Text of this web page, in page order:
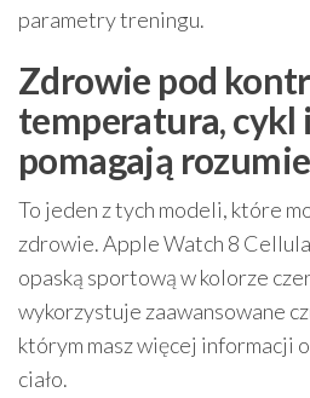
parametry treningu.
Zdrowie pod
temperatura, cykl
pomagają
To jeden z tych modeli, które
zdrowie. Apple Watch 8
opaską sportową w kolorze
wykorzystuje zaawansowane
którym masz więcej informacji
ciało.